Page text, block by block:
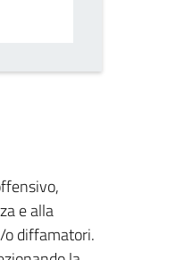
e alla
o diffamatori.